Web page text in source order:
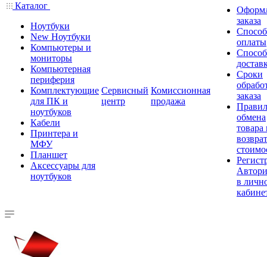
Каталог
Ноутбуки
New Ноутбуки
Компьютеры и
мониторы
Компьютерная
периферия
Комплектующие
для ПК и
ноутбуков
Кабели
Принтера и
МФУ
Планшет
Аксессуары для
ноутбуков
Сервисный
центр
Комиссионная
продажа
заказа
оплаты
Сроки
заказа
обмена
товара
в